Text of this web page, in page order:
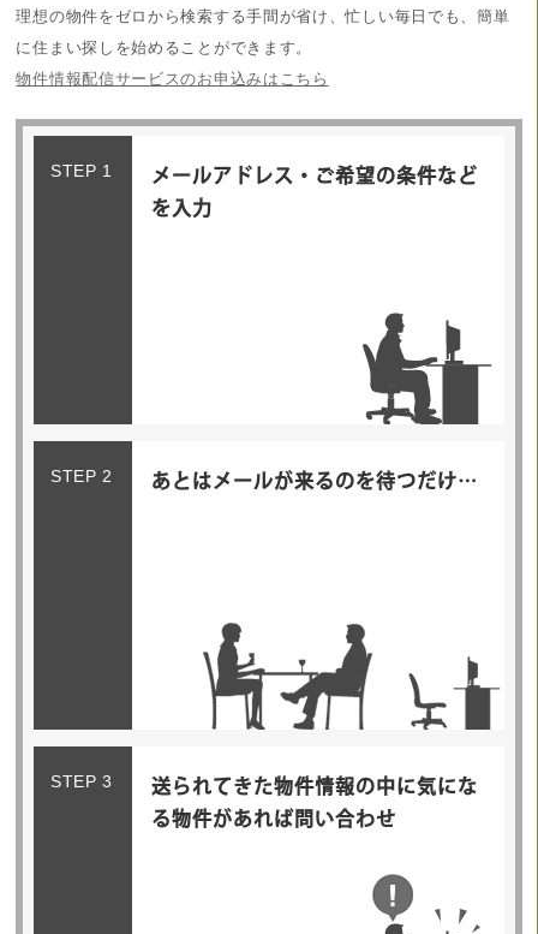
理想の物件をゼロから検索する手間が省け、忙しい毎日でも、簡単
に住まい探しを始めることができます。
物件情報配信サービスのお申込みはこちら
STEP 1
メールアドレス・ご希望の条件など
を入力
STEP 2 あとはメールが来るのを待つだけ…
STEP 3
送られてきた物件情報の中に気にな
る物件があれば問い合わせ